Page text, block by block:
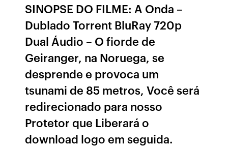
SINOPSE DO FILME: A Onda –
Dublado Torrent BluRay 720p
Dual Áudio – O fiorde de
Geiranger, na Noruega, se
desprende e provoca um
tsunami de 85 metros, Você será
redirecionado para nosso
Protetor que Liberará o
download logo em seguida.